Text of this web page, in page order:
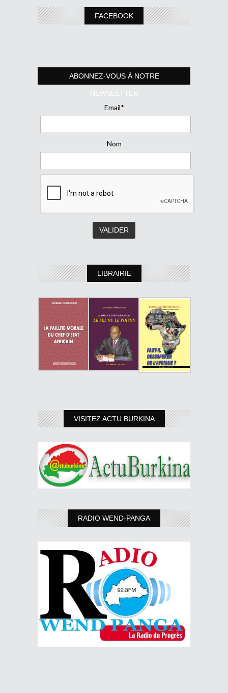
FACEBOOK
ABONNEZ-VOUS À NOTRE
NEWSLETTER
Email*
Nom
LIBRAIRIE
VISITEZ ACTU BURKINA
RADIO WEND-PANGA